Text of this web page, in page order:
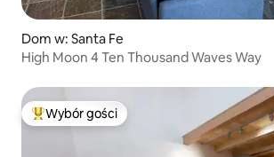
Dom w: Santa Fe
High Moon 4 Ten Thousand Waves Way
Najpopularniejsze z kategorii Wybór gości
Wybór gości